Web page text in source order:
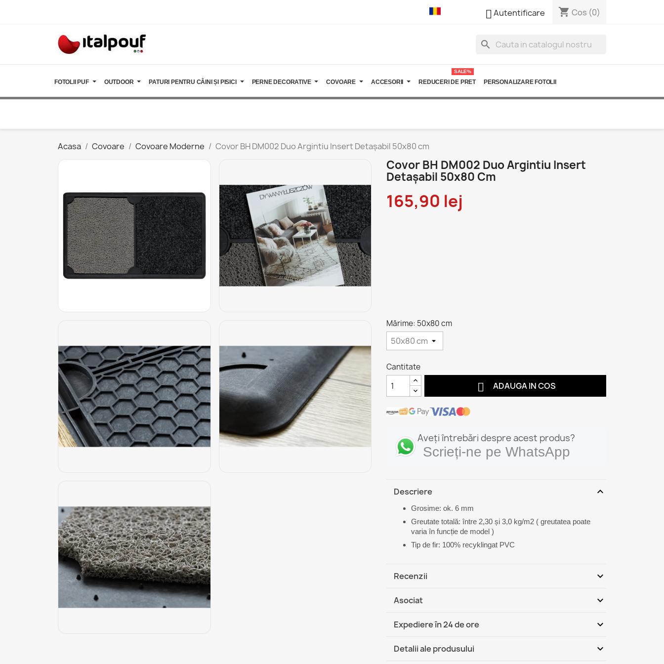
Autentificare shopping_cart Cos (0)
search
FOTOLII PUF OUTDOOR PATURI PENTRU CÂINI ȘI PISICI PERNE DECORATIVE COVOARE ACCESORII REDUCERI DE PRET
SALE%
PERSONALIZARE FOTOLII
Acasa Covoare Covoare Moderne Covor BH DM002 Duo Argintiu Insert Detașabil 50x80 cm
Covor BH DM002 Duo Argintiu Insert
Detașabil 50x80 Cm
165,90 lej
Mărime: 50x80 cm
Cantitate
 ADAUGA IN COS
Aveți întrebări despre acest produs?
Scrieți-ne pe WhatsApp
Descriere expand_more
Grosime: ok. 6 mm
Greutate totală: între 2,30 și 3,0 kg/m2 ( greutatea poate
varia în funcție de model )
Tip de fir: 100% recyklingat PVC
Recenzii expand_more
Asociat expand_more
Expediere în 24 de ore expand_more
Detalii ale produsului expand_more